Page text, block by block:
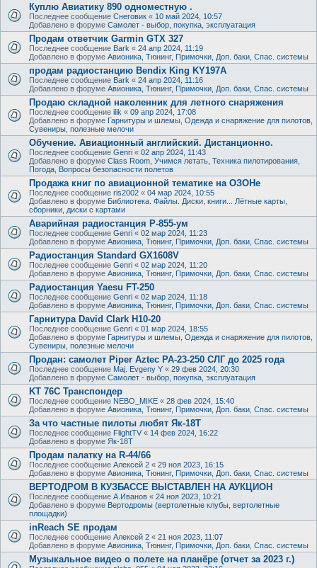
Куплю Авиатику 890 одноместную .
Последнее сообщение Снеговик « 10 май 2024, 10:57
Добавлено в форуме Самолет - выбор, покупка, эксплуатация
Продам ответчик Garmin GTX 327
Последнее сообщение Bark « 24 апр 2024, 11:19
Добавлено в форуме Авионика, Тюнинг, Примочки, Доп. баки, Спас. системы
продам радиостанцию Bendix King KY197A
Последнее сообщение Bark « 24 апр 2024, 11:16
Добавлено в форуме Авионика, Тюнинг, Примочки, Доп. баки, Спас. системы
Продаю складной наколенник для летного снаряжения
Последнее сообщение ilik « 09 апр 2024, 17:08
Добавлено в форуме Гарнитуры и шлемы, Одежда и снаряжение для пилотов,
Сувениры, полезные мелочи
Обучение. Авиационный английский. Дистанционно.
Последнее сообщение Genri « 02 апр 2024, 11:43
Добавлено в форуме Class Room, Учимся летать, Техника пилотирования,
Погода, Вопросы безопасности полетов
Продажа книг по авиационной тематике на ОЗОНе
Последнее сообщение ris2002 « 04 мар 2024, 10:55
Добавлено в форуме Библиотека. Файлы. Диски, книги... Лётные карты,
сборники, диски с картами
Аварийная радиостанция Р-855-ум
Последнее сообщение Genri « 02 мар 2024, 11:23
Добавлено в форуме Авионика, Тюнинг, Примочки, Доп. баки, Спас. системы
Радиостанция Standard GX1608V
Последнее сообщение Genri « 02 мар 2024, 11:20
Добавлено в форуме Авионика, Тюнинг, Примочки, Доп. баки, Спас. системы
Радиостанция Yaesu FT-250
Последнее сообщение Genri « 02 мар 2024, 11:18
Добавлено в форуме Авионика, Тюнинг, Примочки, Доп. баки, Спас. системы
Гарнитура David Clark H10-20
Последнее сообщение Genri « 01 мар 2024, 18:55
Добавлено в форуме Гарнитуры и шлемы, Одежда и снаряжение для пилотов,
Сувениры, полезные мелочи
Продан: самолет Piper Aztec PA-23-250 СЛГ до 2025 года
Последнее сообщение Maj. Evgeny Y « 29 фев 2024, 20:30
Добавлено в форуме Самолет - выбор, покупка, эксплуатация
KT 76C Транспондер
Последнее сообщение NEBO_MIKE « 28 фев 2024, 15:40
Добавлено в форуме Авионика, Тюнинг, Примочки, Доп. баки, Спас. системы
За что частные пилоты любят Як-18Т
Последнее сообщение FlightTV « 14 фев 2024, 16:22
Добавлено в форуме Як-18Т
Продам палатку на R-44/66
Последнее сообщение Алексей 2 « 29 ноя 2023, 16:15
Добавлено в форуме Авионика, Тюнинг, Примочки, Доп. баки, Спас. системы
ВЕРТОДРОМ В КУЗБАССЕ ВЫСТАВЛЕН НА АУКЦИОН
Последнее сообщение А.Иванов « 24 ноя 2023, 10:21
Добавлено в форуме Вертодромы (вертолетные клубы, вертолетные
площадки)
inReach SE продам
Последнее сообщение Алексей 2 « 21 ноя 2023, 11:07
Добавлено в форуме Авионика, Тюнинг, Примочки, Доп. баки, Спас. системы
Музыкальное видео о полете на планёре (отчет за 2023 г.)